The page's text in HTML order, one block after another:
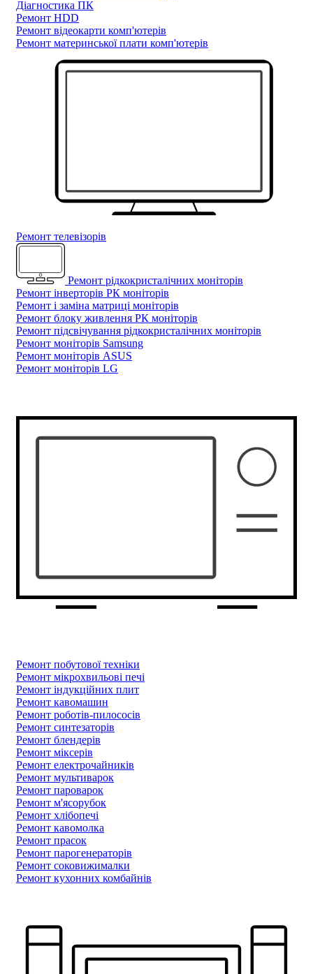
Діагностика ПК
Ремонт HDD
Ремонт відеокарти комп'ютерів
Ремонт материнської плати комп'ютерів
Ремонт телевізорів
Ремонт рідкокристалічних моніторів
Ремонт інверторів РК моніторів
Ремонт і заміна матриці моніторів
Ремонт блоку живлення РК моніторів
Ремонт підсвічування рідкокристалічних моніторів
Ремонт моніторів Samsung
Ремонт моніторів ASUS
Ремонт моніторів LG
Ремонт побутової техніки
Ремонт мікрохвильові печі
Ремонт індукційних плит
Ремонт кавомашин
Ремонт роботів-пилососів
Ремонт синтезаторів
Ремонт блендерiв
Ремонт мiксерiв
Ремонт електрочайників
Ремонт мультиварок
Ремонт пароварок
Ремонт м'ясорубок
Ремонт хлiбопечi
Ремонт кавомолка
Ремонт прасок
Ремонт парогенераторiв
Ремонт соковижималки
Ремонт кухонних комбайнів